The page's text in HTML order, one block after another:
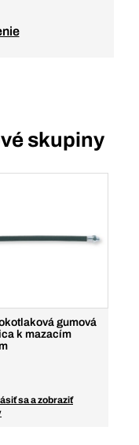
skupiny
gumová
k mazacím
sa a zobraziť